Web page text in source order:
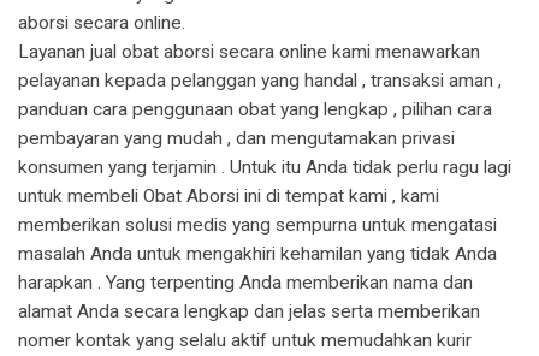
aborsi secara online.
Layanan jual obat aborsi secara online kami menawarkan
pelayanan kepada pelanggan yang handal , transaksi aman ,
panduan cara penggunaan obat yang lengkap , pilihan cara
pembayaran yang mudah , dan mengutamakan privasi
konsumen yang terjamin . Untuk itu Anda tidak perlu ragu lagi
untuk membeli Obat Aborsi ini di tempat kami , kami
memberikan solusi medis yang sempurna untuk mengatasi
masalah Anda untuk mengakhiri kehamilan yang tidak Anda
harapkan . Yang terpenting Anda memberikan nama dan
alamat Anda secara lengkap dan jelas serta memberikan
nomer kontak yang selalu aktif untuk memudahkan kurir